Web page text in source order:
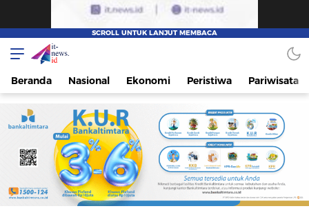
IT-NEWS
Update Cepat, Cerdas, dan Terpercaya
Beranda Nasional Ekonomi Peristiwa Pariwisata